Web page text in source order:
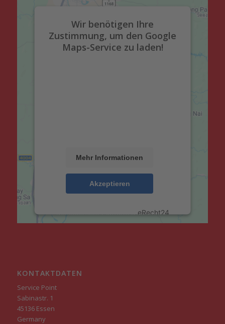
Wir benötigen Ihre
Zustimmung, um den Google
Maps-Service zu laden!
Mehr Informationen
Akzeptieren
eRecht24
KONTAKTDATEN
Service Point
Sabinastr. 1
45136 Essen
Germany